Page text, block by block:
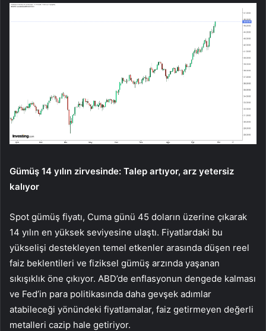
Gümüş 14 yılın zirvesinde: Talep artıyor, arz yetersiz
kalıyor
Spot gümüş fiyatı, Cuma günü 45 doların üzerine çıkarak
14 yılın en yüksek seviyesine ulaştı. Fiyatlardaki bu
yükselişi destekleyen temel etkenler arasında düşen reel
faiz beklentileri ve fiziksel gümüş arzında yaşanan
sıkışıklık öne çıkıyor. ABD’de enflasyonun dengede kalması
ve Fed’in para politikasında daha gevşek adımlar
atabileceği yönündeki fiyatlamalar, faiz getirmeyen değerli
metalleri cazip hale getiriyor.